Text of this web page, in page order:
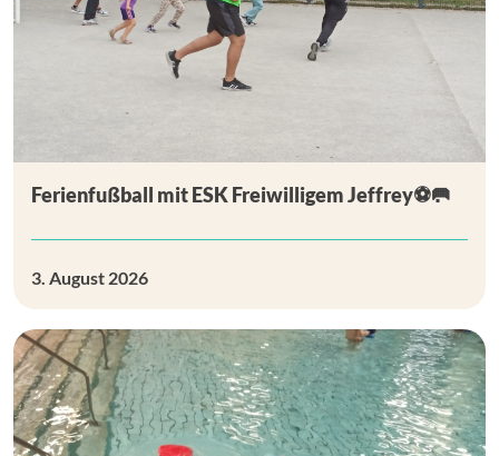
Ferienfußball mit ESK Freiwilligem Jeffrey⚽🥅
3. August 2026